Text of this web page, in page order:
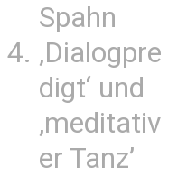
Spahn
‚Dialogpre
digt‘ und
‚meditativ
er Tanz’